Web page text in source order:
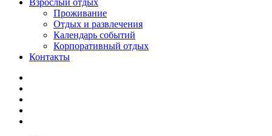
Взрослый отдых
Проживание
Отдых и развлечения
Календарь событий
Корпоративный отдых
Контакты